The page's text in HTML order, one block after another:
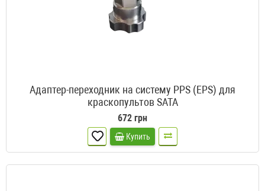
Адаптер-переходник на систему PPS (EPS) для
краскопультов SATA
672 грн
Купить